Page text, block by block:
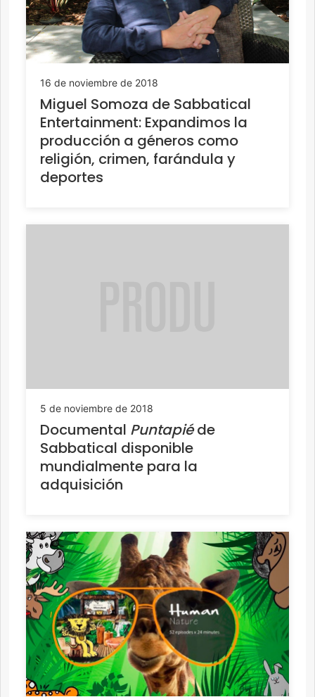
16 de noviembre de 2018
Miguel Somoza de Sabbatical
Entertainment: Expandimos la
producción a géneros como
religión, crimen, farándula y
deportes
5 de noviembre de 2018
Documental Puntapiéde
Sabbatical disponible
mundialmente para la
adquisición